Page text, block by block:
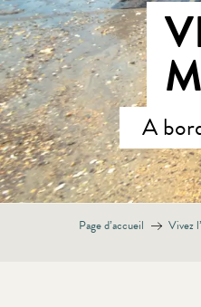
A
Page d’accueil Vivez